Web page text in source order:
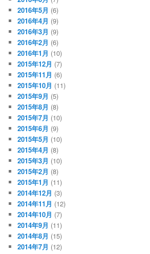
2016年5月 (6)
2016年4月 (9)
2016年3月 (9)
2016年2月 (6)
2016年1月 (10)
2015年12月 (7)
2015年11月 (6)
2015年10月 (11)
2015年9月 (5)
2015年8月 (8)
2015年7月 (10)
2015年6月 (9)
2015年5月 (10)
2015年4月 (8)
2015年3月 (10)
2015年2月 (8)
2015年1月 (11)
2014年12月 (3)
2014年11月 (12)
2014年10月 (7)
2014年9月 (11)
2014年8月 (15)
2014年7月 (12)